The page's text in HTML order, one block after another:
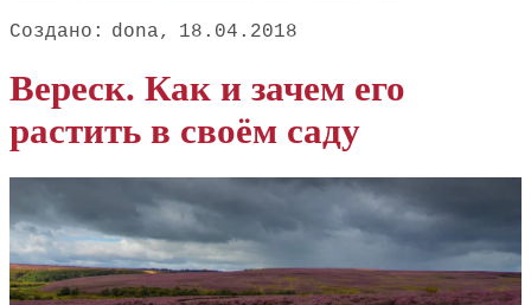
dona 18.04.2018
Вереск. Как и зачем его
растить в своём саду